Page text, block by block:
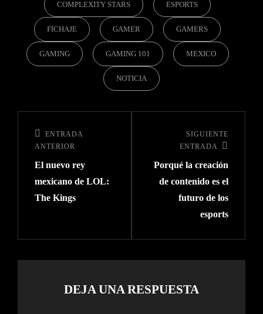
COMPLEXITY STARS ESPORTS
FICHAJE GAMER GAMERS
GAMING GAMING 101 MEXICO
NOTICIA
ENTRADA
ANTERIOR
El nuevo rey
mexicano de LOL:
The Kings
SIGUIENTE
ENTRADA
Porqué la creación
de contenido es el
futuro de los
esports
DEJA UNA RESPUESTA